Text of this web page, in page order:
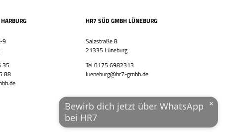
9
35
88
HR7 SÜD GMBH LÜNEBURG
Salzstraße 8
21335 Lüneburg
Tel 0175 6982313
lueneburg@hr7-gmbh.de
Bewirb dich jetzt über WhatsApp
bei HR7
×
Datenschutzerklärungund das
JETZT ÜBER WHATSAPP BEWERBEN!
powered by